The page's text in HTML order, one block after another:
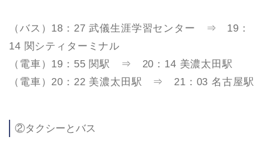
（バス）18：27 武儀生涯学習センター ⇒ 19：
14 関シティターミナル
（電車）19：55 関駅 ⇒ 20：14 美濃太田駅
（電車）20：22 美濃太田駅 ⇒ 21：03 名古屋駅
②タクシーとバス